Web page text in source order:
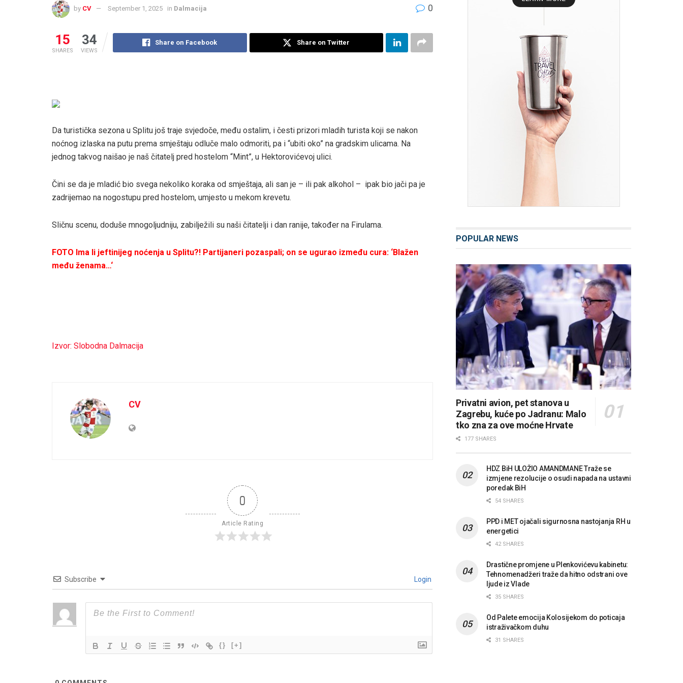
by CV September 1, 2025 in Dalmacija 0
15
SHARES
34
VIEWS
Share on Facebook Share on Twitter
Da turistička sezona u Splitu još traje svjedoče, među ostalim, i česti prizori mladih turista koji se nakon
noćnog izlaska na putu prema smještaju odluče malo odmoriti, pa i “ubiti oko” na gradskim ulicama. Na
jednog takvog naišao je naš čitatelj pred hostelom “Mint”, u Hektorovićevoj ulici.
Čini se da je mladić bio svega nekoliko koraka od smještaja, ali san je – ili pak alkohol – ipak bio jači pa je
zadrijemao na nogostupu pred hostelom, umjesto u mekom krevetu.
Sličnu scenu, doduše mnogoljudniju, zabilježili su naši čitatelji i dan ranije, također na Firulama.
FOTO Ima li jeftinijeg noćenja u Splitu?! Partijaneri pozaspali; on se ugurao između cura: ‘Blažen
među ženama…‘
Izvor: Slobodna Dalmacija
CV
0
Article Rating
Subscribe Login
{} [+]
POPULAR NEWS
Privatni avion, pet stanova u
Zagrebu, kuće po Jadranu: Malo
tko zna za ove moćne Hrvate
177 SHARES
HDZ BiH ULOŽIO AMANDMANE Traže se
izmjene rezolucije o osudi napada na ustavni
poredak BiH
54 SHARES
PPD i MET ojačali sigurnosna nastojanja RH u
energetici
42 SHARES
Drastične promjene u Plenkovićevu kabinetu:
Tehnomenadžeri traže da hitno odstrani ove
ljude iz Vlade
35 SHARES
Od Palete emocija Kolosijekom do poticaja
istraživačkom duhu
31 SHARES